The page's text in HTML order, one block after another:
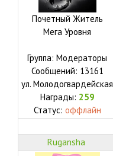
Почетный Житель
Мега Уровня
Группа: Модераторы
Сообщений: 13161
ул. Молодогвардейская
Награды: 259
Статус: оффлайн
Rugansha